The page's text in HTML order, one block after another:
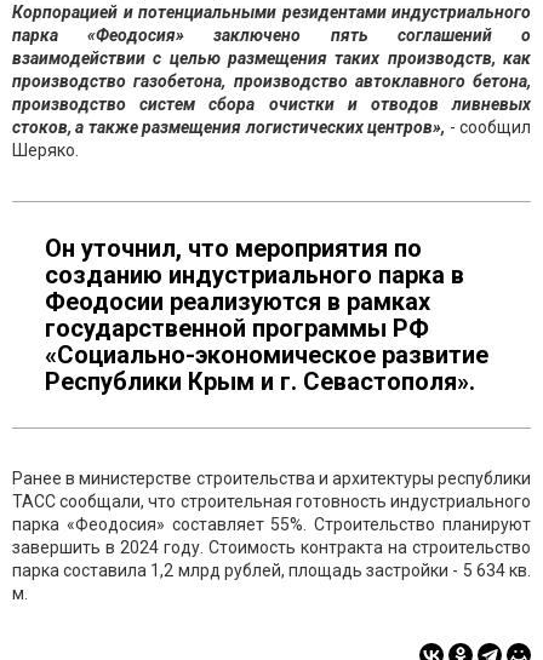
Корпорацией и потенциальными резидентами индустриального
парка «Феодосия» заключено пять соглашений о
взаимодействии с целью размещения таких производств, как
производство газобетона, производство автоклавного бетона,
производство систем сбора очистки и отводов ливневых
стоков, а также размещения логистических центров», - сообщил
Шеряко.
Он уточнил, что мероприятия по
созданию индустриального парка в
Феодосии реализуются в рамках
государственной программы РФ
«Социально-экономическое развитие
Республики Крым и г. Севастополя».
Ранее в министерстве строительства и архитектуры республики
ТАСС сообщали, что строительная готовность индустриального
парка «Феодосия» составляет 55%. Строительство планируют
завершить в 2024 году. Стоимость контракта на строительство
парка составила 1,2 млрд рублей, площадь застройки - 5 634 кв.
м.